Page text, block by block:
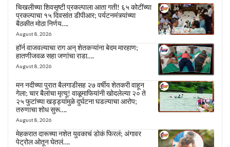
चिखलीच्या शिवसृष्टी प्रकल्पाला आता गती! ६५ कोटींच्या
प्रकल्पाचा १५ दिवसांत डीपीआर; पर्यटनमंत्र्यांच्या
बैठकीत मोठा निर्णय….
August 8, 2026
हॉर्न वाजवल्याचा राग अन् शेतकऱ्यांना बेदम मारहाण;
हातणीजवळ सहा जणांचा राडा….
August 8, 2026
मन नदीच्या पुरात बैलगाडीसह २७ वर्षीय शेतकरी वाहून
गेला; चार बैलांचा मृत्यू! वाळूमाफियांनी खोदलेल्या २० ते
२५ फुटांच्या खड्ड्यांमुळे दुर्घटना घडल्याचा आरोप;
तरुणाचा शोध सुरू….
August 8, 2026
मेहकरात दारूच्या नशेत युवकाचं डोकं फिरलं; अंगावर
पेट्रोल ओतून घेतलं….